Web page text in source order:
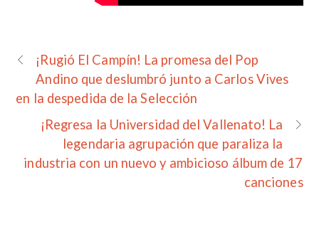
¡Rugió El Campín! La promesa del Pop
Andino que deslumbró junto a Carlos Vives
en la despedida de la Selección
¡Regresa la Universidad del Vallenato! La
legendaria agrupación que paraliza la
industria con un nuevo y ambicioso álbum de 17
canciones